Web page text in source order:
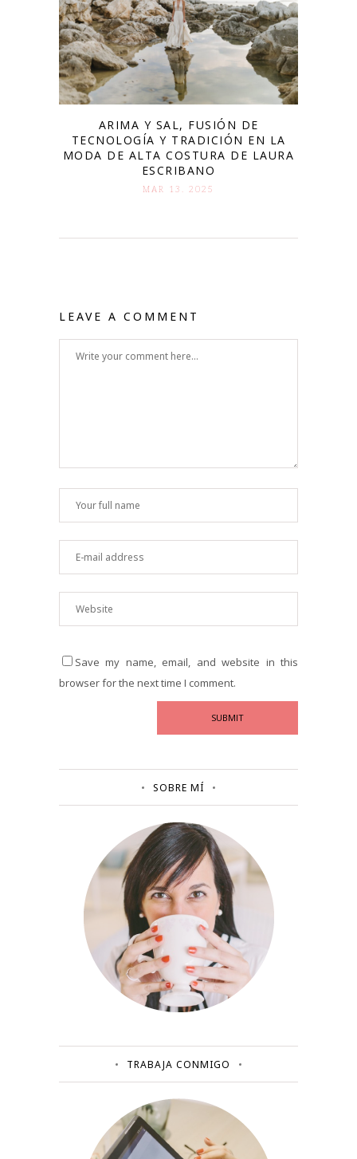
ARIMA Y SAL, FUSIÓN DE
TECNOLOGÍA Y TRADICIÓN EN LA
MODA DE ALTA COSTURA DE LAURA
ESCRIBANO
MAR 13. 2025
LEAVE A COMMENT
Save my name, email, and website in this
browser for the next time I comment.
SOBRE MÍ
TRABAJA CONMIGO